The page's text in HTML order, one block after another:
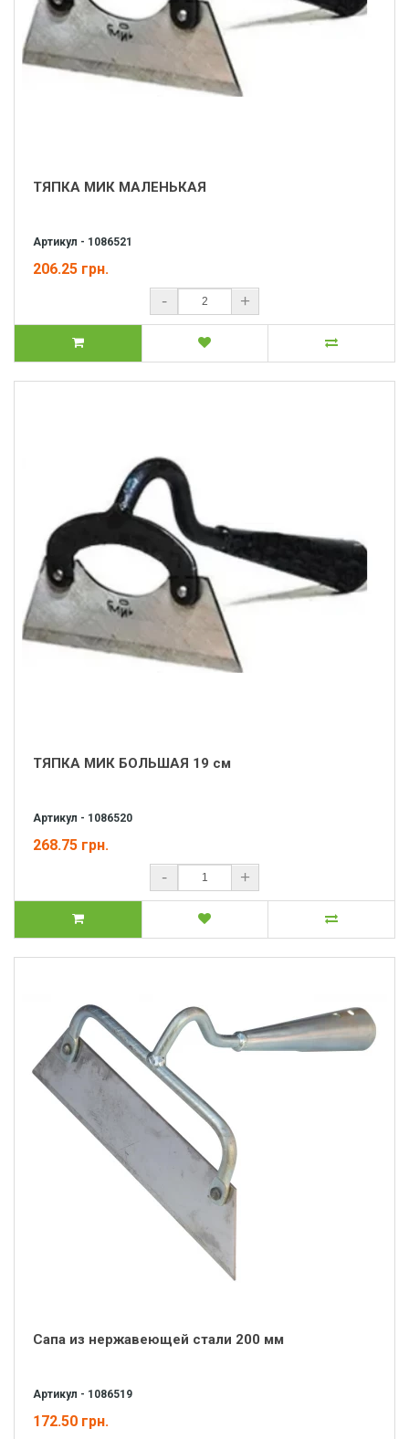
ТЯПКА МИК МАЛЕНЬКАЯ
Артикул - 1086521
206.25 грн.
- +
ТЯПКА МИК БОЛЬШАЯ 19 см
Артикул - 1086520
268.75 грн.
- +
Сапа из нержавеющей стали 200 мм
Артикул - 1086519
172.50 грн.